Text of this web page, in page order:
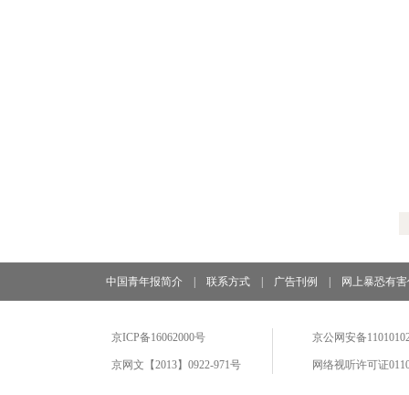
中国青年报简介 联系方式 广告刊例 网上暴恐有
京ICP备16062000号
京网文【2013】0922-971号
京公网安备
网络视听许可证